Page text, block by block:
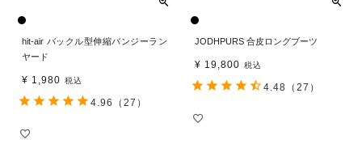
hit-air バックル型伸縮バンジーラン
ヤード
¥ 1,980 税込
4.96 （27）
JODHPURS 合皮ロングブーツ
¥ 19,800 税込
4.48 （27）